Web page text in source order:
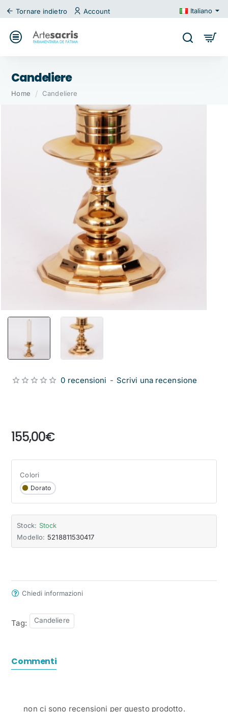
Tornare indietro Account Italiano
Candeliere
HomehomeCandeliere
Stock: Stock
Modello: 5218811530417
0 recensioni - Scrivi una recensione
155,00€
Colori
Dorato
Chiedi informazioni
Tag: Candeliere
Commenti
non ci sono recensioni per questo prodotto.